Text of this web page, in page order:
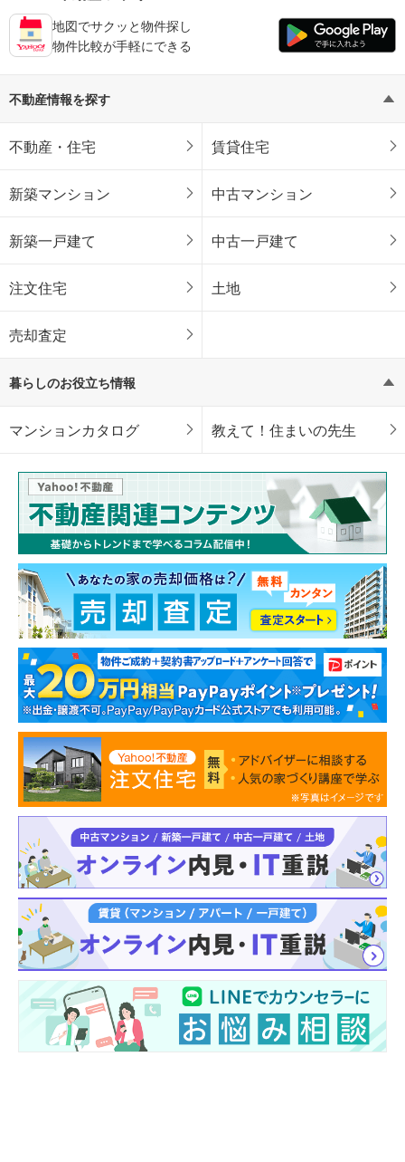
地図でサクッと物件探し
物件比較が手軽にできる
不動産情報を探す
不動産・住宅 賃貸住宅
新築マンション 中古マンション
新築一戸建て 中古一戸建て
注文住宅 土地
売却査定
暮らしのお役立ち情報
マンションカタログ 教えて！住まいの先生